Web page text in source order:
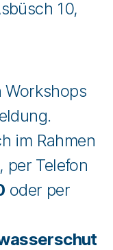
10,
Workshops
im Rahmen
per Telefon
oder per